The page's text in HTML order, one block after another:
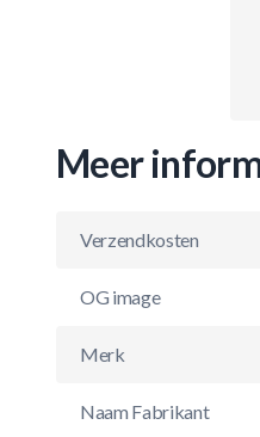
Meer
Verzendkosten
OG image
Merk
Naam Fabrikant